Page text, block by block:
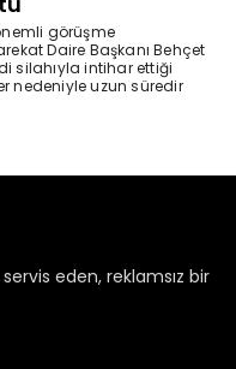
servis eden, reklamsız bir